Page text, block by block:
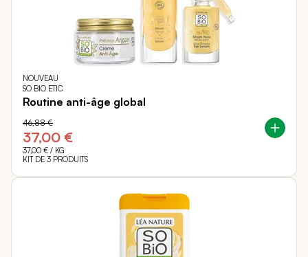
NOUVEAU
SO BIO ETIC
Routine anti-âge global
37,00 €
46,88 €
37,00 € / KG
KIT DE 3 PRODUITS